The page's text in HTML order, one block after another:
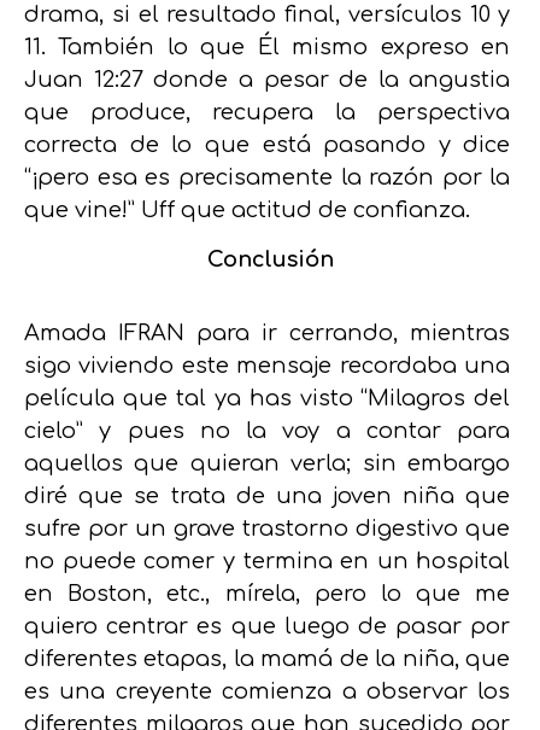
drama, si el resultado final, versículos 10 y
11. También lo que Él mismo expreso en
Juan 12:27 donde a pesar de la angustia
que produce, recupera la perspectiva
correcta de lo que está pasando y dice
“¡pero esa es precisamente la razón por la
que vine!” Uff que actitud de confianza.
Conclusión
Amada IFRAN para ir cerrando, mientras
sigo viviendo este mensaje recordaba una
película que tal ya has visto “Milagros del
cielo” y pues no la voy a contar para
aquellos que quieran verla; sin embargo
diré que se trata de una joven niña que
sufre por un grave trastorno digestivo que
no puede comer y termina en un hospital
en Boston, etc., mírela, pero lo que me
quiero centrar es que luego de pasar por
diferentes etapas, la mamá de la niña, que
es una creyente comienza a observar los
diferentes milagros que han sucedido por